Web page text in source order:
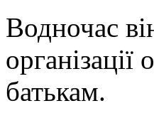
Водночас
організації
батькам.